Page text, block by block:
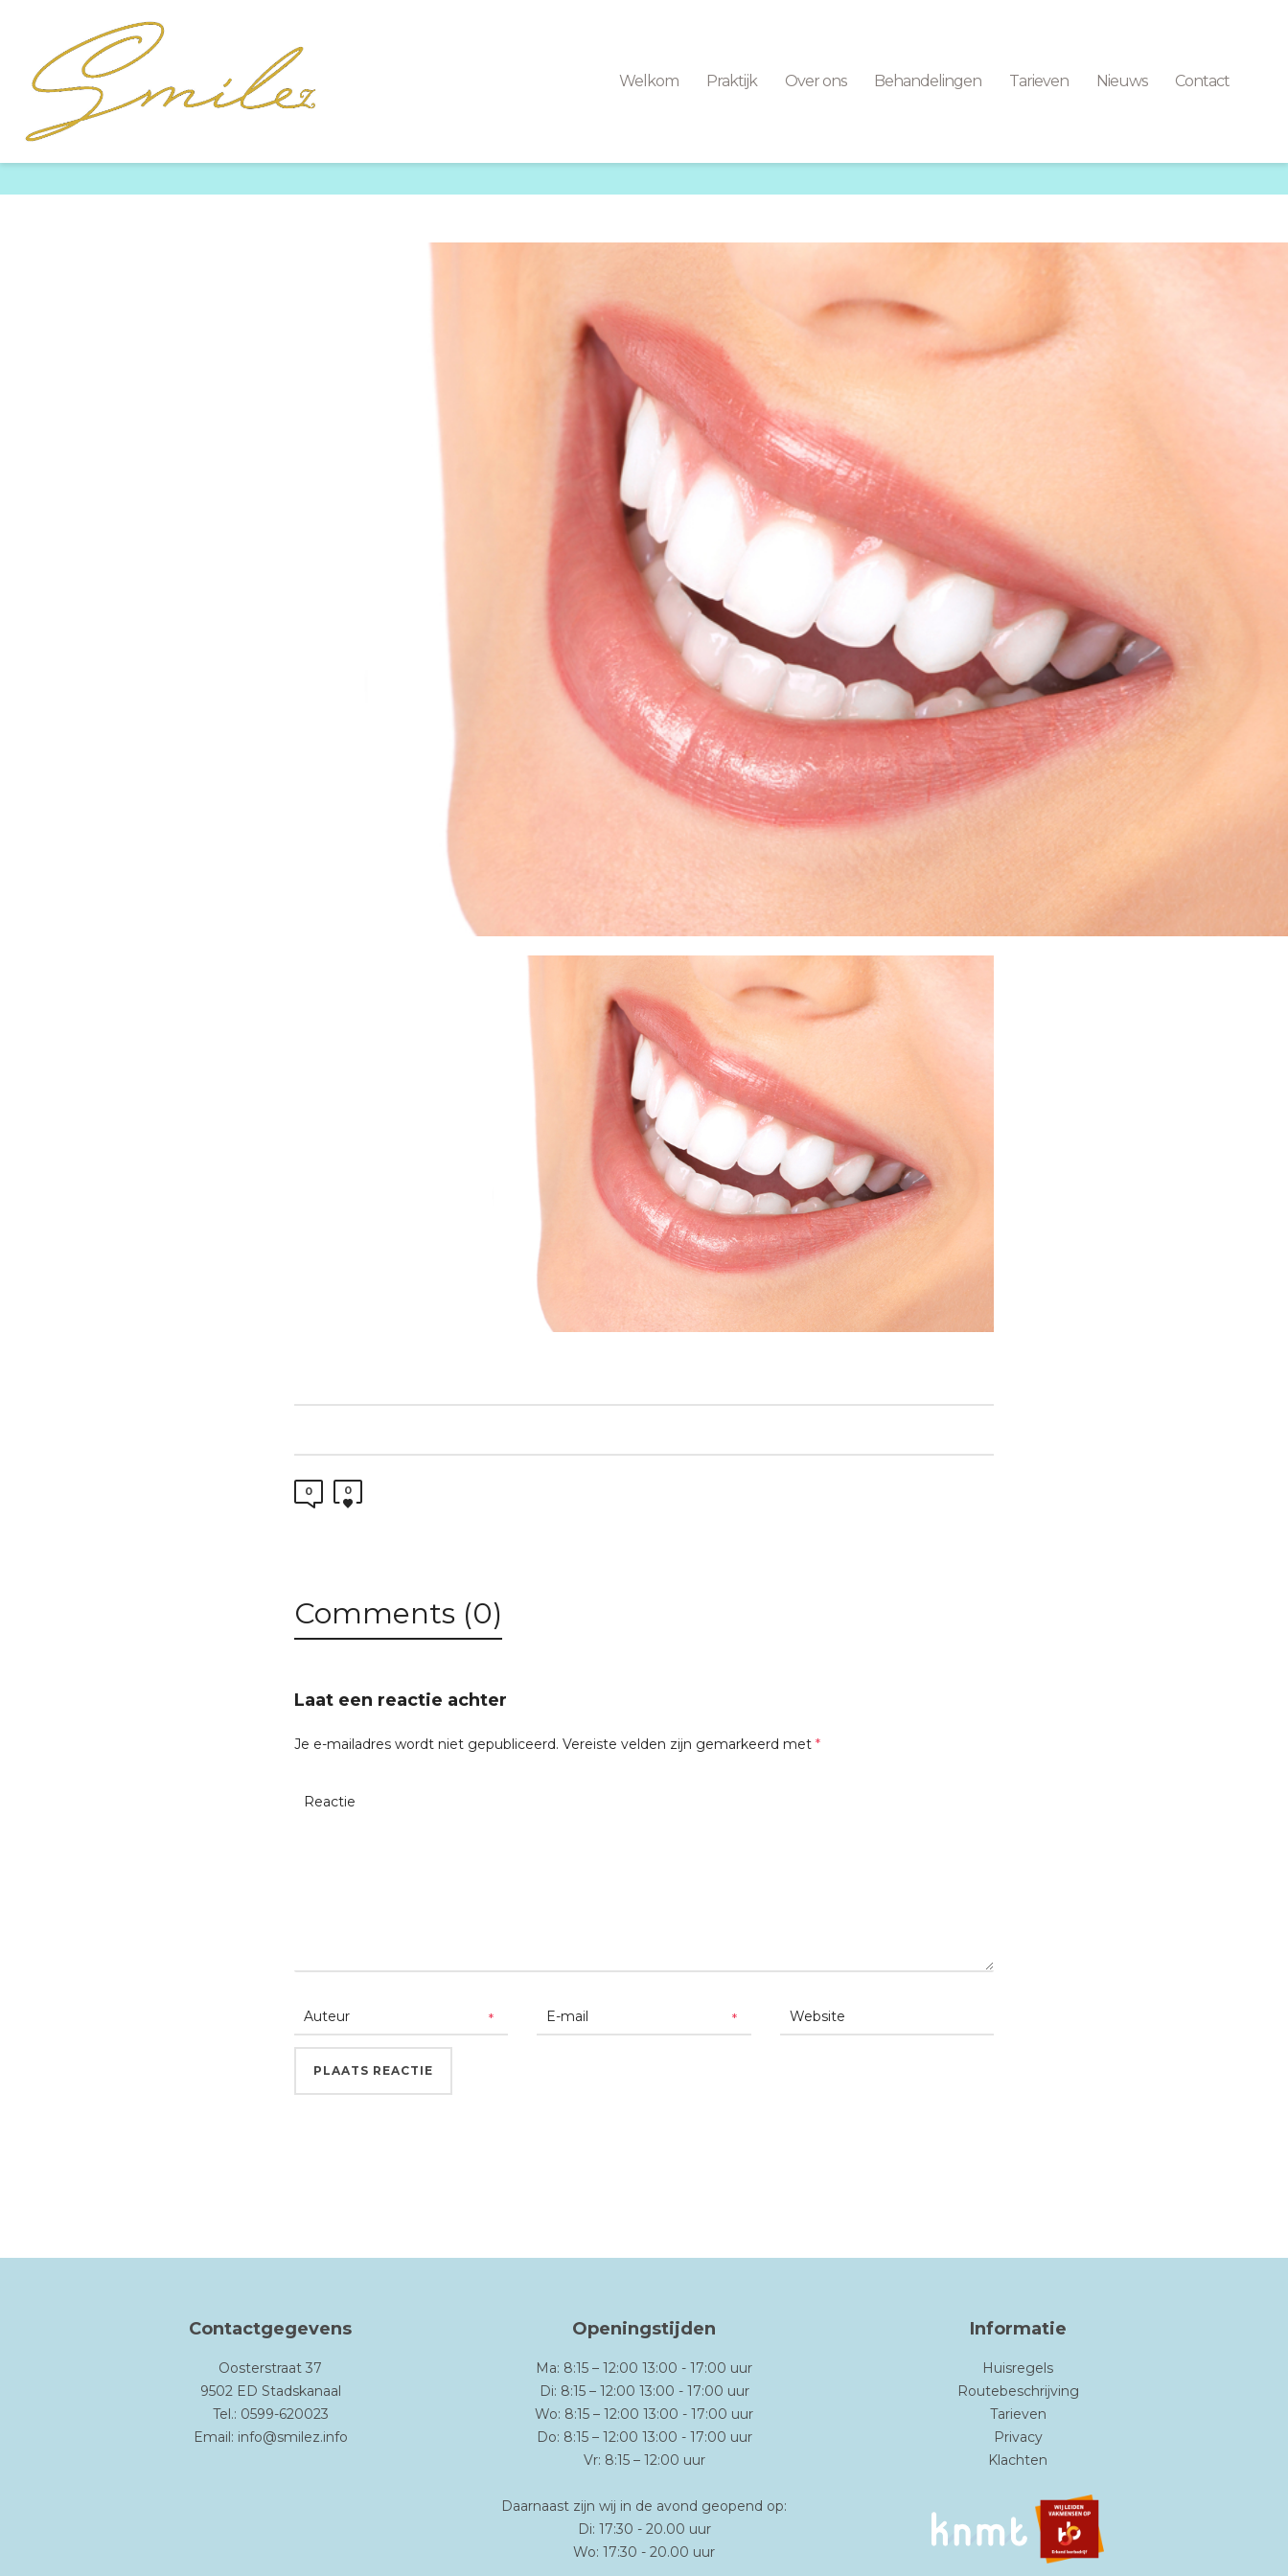
Welkom Praktijk Over ons Behandelingen Tarieven Nieuws Contact
0 0
Comments (0)
Laat een reactie achter
Je e-mailadres wordt niet gepubliceerd. Vereiste velden zijn gemarkeerd met *
* *
Contactgegevens
Oosterstraat 37
9502 ED Stadskanaal
Tel.: 0599-620023
Email: info@smilez.info
Openingstijden
Ma: 8:15 – 12:00 13:00 - 17:00 uur
Di: 8:15 – 12:00 13:00 - 17:00 uur
Wo: 8:15 – 12:00 13:00 - 17:00 uur
Do: 8:15 – 12:00 13:00 - 17:00 uur
Vr: 8:15 – 12:00 uur
Daarnaast zijn wij in de avond geopend op:
Di: 17:30 - 20.00 uur
Wo: 17:30 - 20.00 uur
Informatie
Huisregels
Routebeschrijving
Tarieven
Privacy
Klachten